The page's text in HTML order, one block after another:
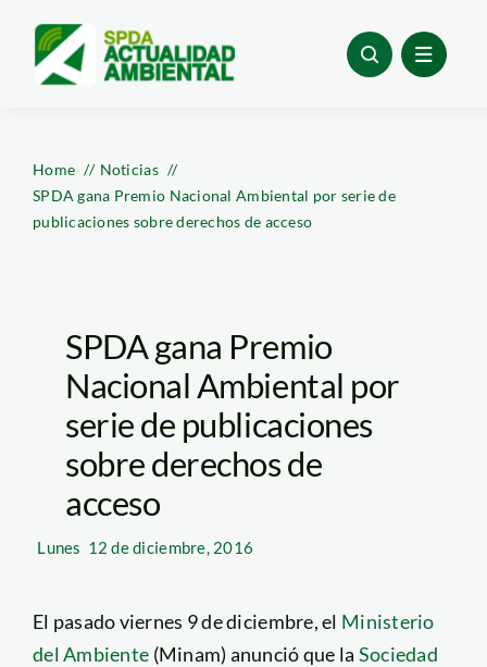
content
Home
Noticias
SPDA gana Premio Nacional Ambiental por serie de
publicaciones sobre derechos de acceso
SPDA gana Premio
Nacional Ambiental por
serie de publicaciones
sobre derechos de
acceso
Lunes 12 de diciembre, 2016
El pasado viernes 9 de diciembre, el Ministerio
del Ambiente (Minam) anunció que la Sociedad